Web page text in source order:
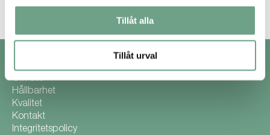
Tillåt alla
Tillåt urval
Om Ramén Valves
Om oss
Hållbarhet
Kvalitet
Kontakt
Integritetspolicy